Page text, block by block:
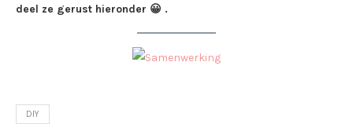
deel ze gerust hieronder 😀 .
DIY